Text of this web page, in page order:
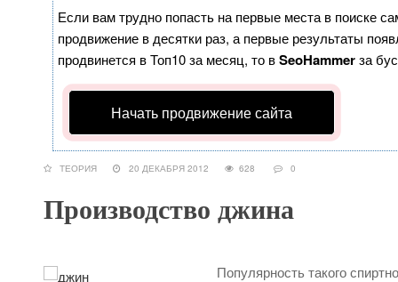
Если вам трудно попасть на первые места в поиске
продвижение в десятки раз, а первые результаты
продвинется в Топ10 за месяц, то вSeoHammerза
Начать продвижение сайта
ТЕОРИЯ 20 ДЕКАБРЯ 2012 628 0
Производство джина
Популярность такого